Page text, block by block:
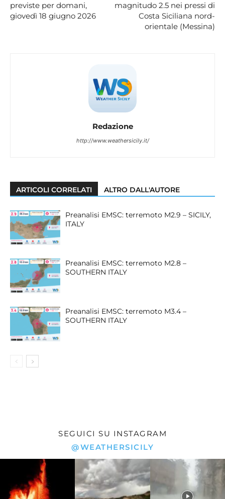
previste per domani,
giovedì 18 giugno 2026
magnitudo 2.5 nei pressi di
Costa Siciliana nord-
orientale (Messina)
Redazione
http://www.weathersicily.it/
ARTICOLI CORRELATI ALTRO DALL'AUTORE
Preanalisi EMSC: terremoto M2.9 – SICILY,
ITALY
Preanalisi EMSC: terremoto M2.8 –
SOUTHERN ITALY
Preanalisi EMSC: terremoto M3.4 –
SOUTHERN ITALY
SEGUICI SU INSTAGRAM
@WEATHERSICILY